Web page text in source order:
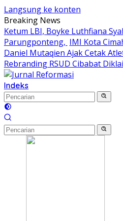
Langsung ke konten
Breaking News
Ketum LBI, Boyke Luthfiana
Parungponteng, IMI Kota
Daniel Mutaqien Ajak Cetak
Rebranding RSUD Cibabat
Indeks